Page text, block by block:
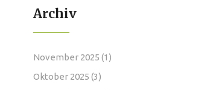
Archiv
November 2025 (1)
Oktober 2025 (3)